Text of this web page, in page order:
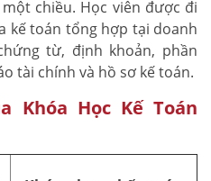
chiều. Học viên được đi
kế toán tổng hợp tại doanh
từ, định khoản, phần
tài chính và hồ sơ kế toán.
Khóa Học Kế Toán